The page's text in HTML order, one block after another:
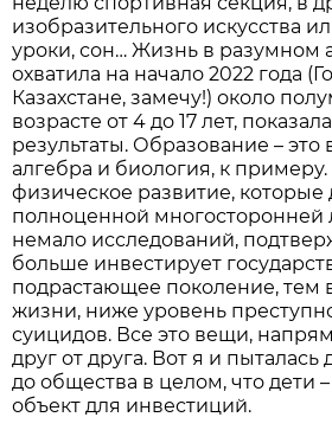
изобразительного искусства
уроки, сон… Жизнь в разумном
охватила на начало 2022 года
Казахстане, замечу!) около
возрасте от 4 до 17 лет,
результаты. Образование – это
алгебра и биология, к примеру.
физическое развитие, которые
полноценной многосторонней
немало исследований,
больше инвестирует
подрастающее поколение, тем
жизни, ниже уровень
суицидов. Все это вещи,
друг от друга. Вот я и пыталась
до общества в целом, что дети
объект для инвестиций.